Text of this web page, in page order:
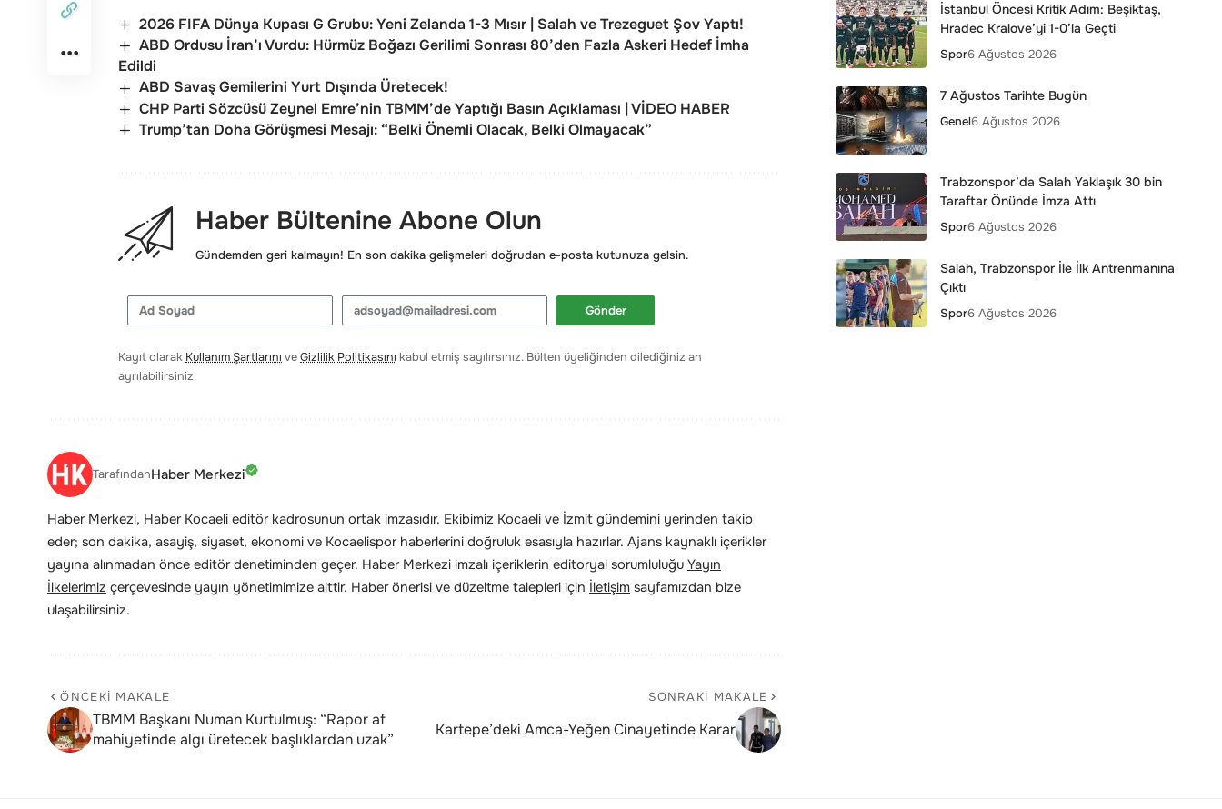
2026 FIFA Dünya Kupası G Grubu: Yeni Zelanda 1-3 Mısır | Salah ve Trezeguet Şov Yaptı!
ABD Ordusu İran’ı Vurdu: Hürmüz Boğazı Gerilimi Sonrası 80’den Fazla Askeri Hedef İmha
Edildi
ABD Savaş Gemilerini Yurt Dışında Üretecek!
CHP Parti Sözcüsü Zeynel Emre’nin TBMM’de Yaptığı Basın Açıklaması | VİDEO HABER
Trump’tan Doha Görüşmesi Mesajı: “Belki Önemli Olacak, Belki Olmayacak”
Haber Bültenine Abone Olun
Gündemden geri kalmayın! En son dakika gelişmeleri doğrudan e-posta kutunuza gelsin.
Gönder
Kayıt olarak Kullanım Şartlarını veGizlilik Politikasını kabul etmiş sayılırsınız. Bülten üyeliğinden dilediğiniz an
ayrılabilirsiniz.
TarafındanHaber Merkezi
Haber Merkezi, Haber Kocaeli editör kadrosunun ortak imzasıdır. Ekibimiz Kocaeli ve İzmit gündemini yerinden takip
eder; son dakika, asayiş, siyaset, ekonomi ve Kocaelispor haberlerini doğruluk esasıyla hazırlar. Ajans kaynaklı içerikler
yayına alınmadan önce editör denetiminden geçer. Haber Merkezi imzalı içeriklerin editoryal sorumluluğu Yayın
İlkelerimiz çerçevesinde yayın yönetimimize aittir. Haber önerisi ve düzeltme talepleri için İletişim sayfamızdan bize
ulaşabilirsiniz.
ÖNCEKI MAKALE
TBMM Başkanı Numan Kurtulmuş: “Rapor af
mahiyetinde algı üretecek başlıklardan uzak”
SONRAKI MAKALE
Kartepe’deki Amca-Yeğen Cinayetinde Karar
İstanbul Öncesi Kritik Adım: Beşiktaş,
Hradec Kralove’yi 1-0’la Geçti
Spor6 Ağustos 2026
7 Ağustos Tarihte Bugün
Genel6 Ağustos 2026
Trabzonspor’da Salah Yaklaşık 30 bin
Taraftar Önünde İmza Attı
Spor6 Ağustos 2026
Salah, Trabzonspor İle İlk Antrenmanına
Çıktı
Spor6 Ağustos 2026